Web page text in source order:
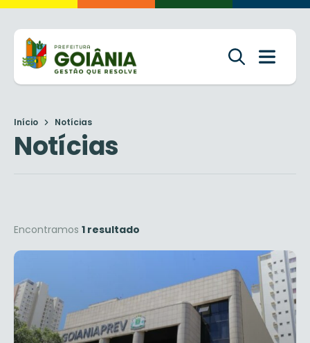
Início Notícias
Notícias
Encontramos 1 resultado